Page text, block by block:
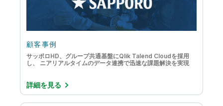
消費者製品
製造
輸送 / ロジスティクス
金融サービス
クラウドデータの移行
データウェアハウスの自動化
データストリーミング
データのモダナイゼーション
データリテラシー
顧客事例
サッポロHD、グループ共通基盤にQlik Talend Cloudを採用
し、 ニアリアルタイムのデータ連携で迅速な課題解決を実現
詳細を見る